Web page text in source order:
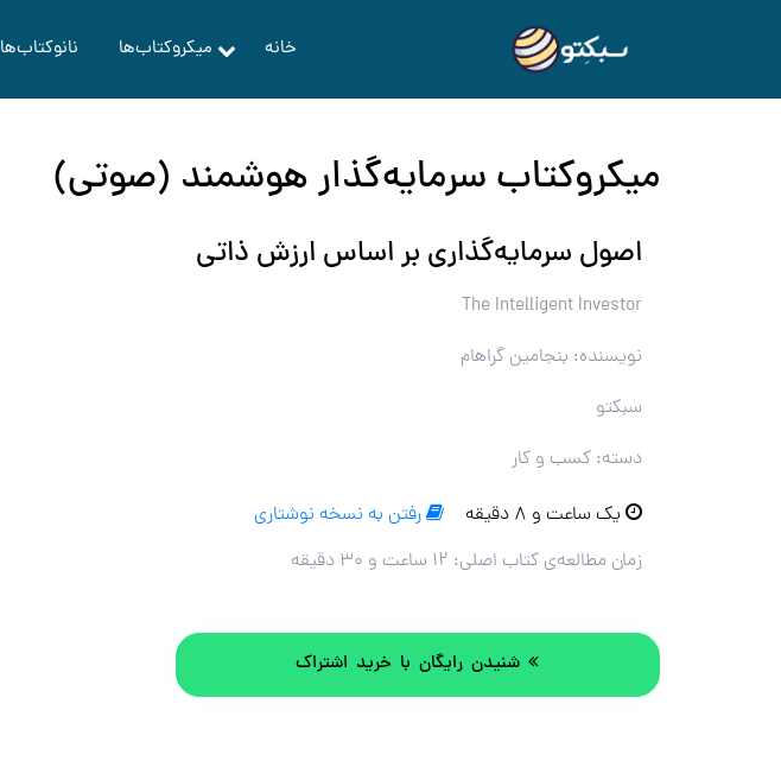
خانه میکروکتاب‌ها نانوکتاب‌ها
میکروکتاب سرمایه‌گذار هوشمند (صوتی)
اصول سرمایه‌گذاری بر اساس ارزش ذاتی
The Intelligent Investor
نویسنده: بنجامین گراهام
سبکتو
دسته: کسب و کار
یک ساعت و ۸ دقیقه
رفتن به نسخه نوشتاری
زمان مطالعه‌ی کتاب اصلی: ۱۲ ساعت و ۳۰ دقیقه
شنیدن رایگان با خرید اشتراک